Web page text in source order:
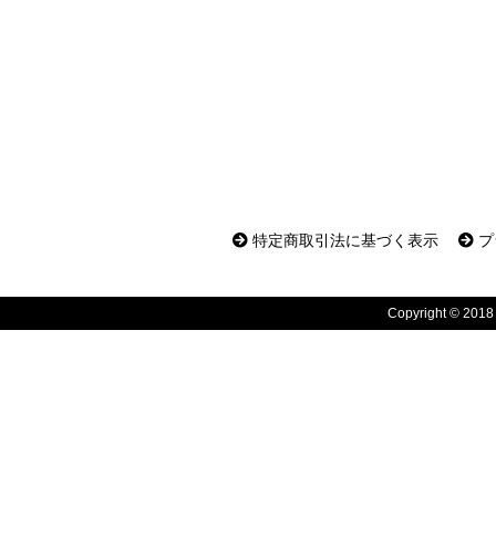
特定商取引法に基づく表示
Copyright © 2018